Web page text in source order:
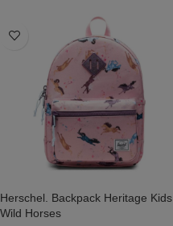
Herschel. Backpack Heritage Kids
Wild Horses